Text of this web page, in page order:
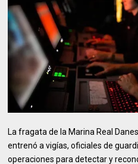
La fragata de la Marina Real
entrenó a vigías, oficiales de
operaciones para detectar y